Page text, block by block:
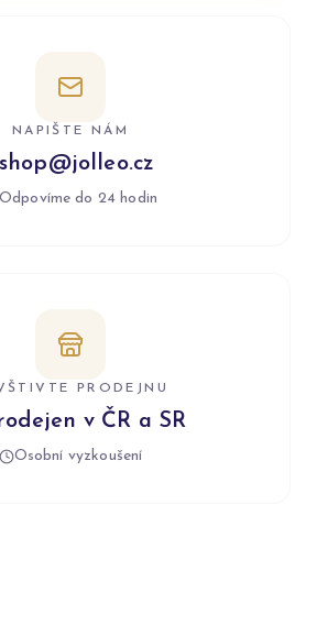
NAPIŠTE NÁM
do 24 hodin
PRODEJNU
v ČR a SR
Osobní vyzkoušení